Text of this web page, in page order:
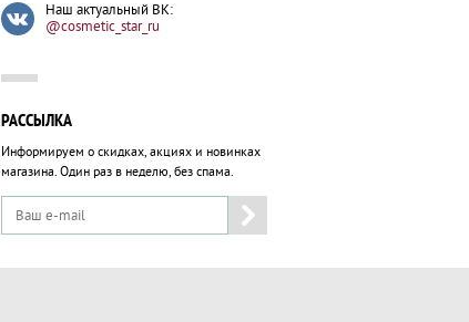
УВЕДОМИТЬ
Наш актуальный ВК:
@cosmetic_star_ru
РАССЫЛКА
Информируем о скидках, акциях и новинках
магазина. Один раз в неделю, без спама.